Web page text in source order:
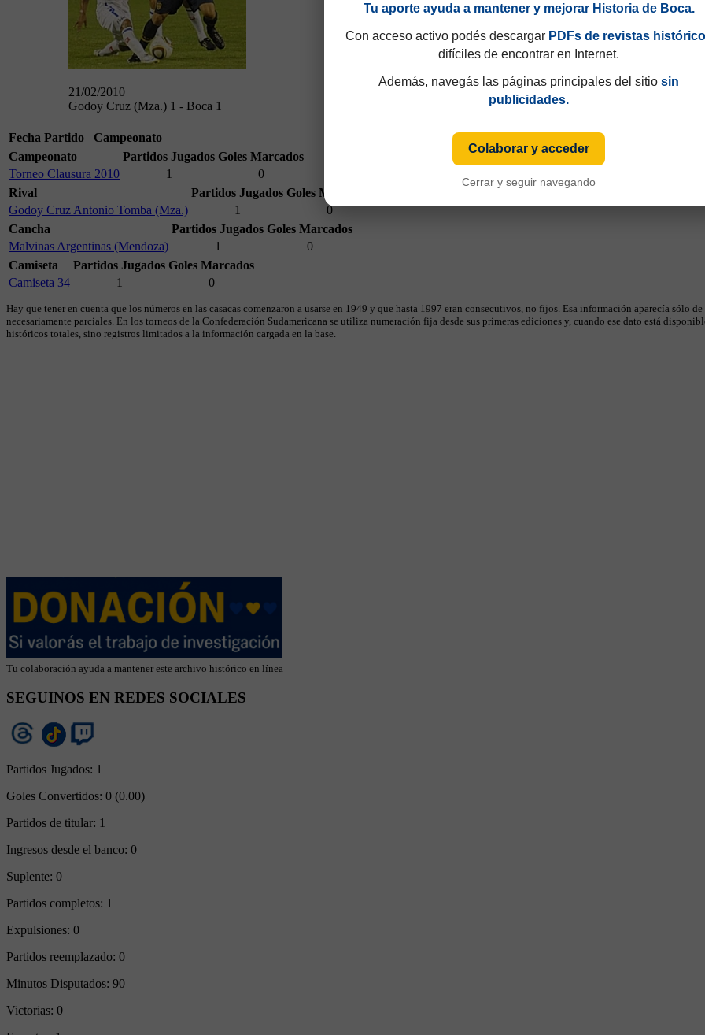
21/02/2010
Godoy Cruz (Mza.) 1 - Boca 1
Fecha Partido
Campeonato
Campeonato
Partidos Jugados Goles Marcados
Torneo Clausura 2010
1
0
Rival
Partidos Jugados Goles Marcados
Godoy Cruz Antonio Tomba (Mza.)
1
0
Cancha
Partidos Jugados Goles Marcados
Malvinas Argentinas (Mendoza)
1
0
Camiseta
Partidos Jugados Goles Marcados
Camiseta 34
1 0
Hay que tener en cuenta que los números en las casacas comenzaron a usarse en 1949 y que hasta 1997 eran consecutivos, no fijos. Esa información aparecía sólo
necesariamente parciales. En los torneos de la Confederación Sudamericana se utiliza numeración fija desde sus primeras ediciones y, cuando ese dato está
históricos totales, sino registros limitados a la información cargada en la base.
Tu colaboración ayuda a mantener este archivo histórico en línea
SEGUINOS EN REDES SOCIALES
Partidos Jugados: 1
Goles Convertidos: 0 (0.00)
Partidos de titular: 1
Ingresos desde el banco: 0
Suplente: 0
Partidos completos: 1
Expulsiones: 0
Partidos reemplazado: 0
Minutos Disputados: 90
Victorias: 0
Tu aporte ayuda a mantener y mejorar Historia de Boca.
Con acceso activo podés descargar PDFs de revistas
difíciles de encontrar en Internet.
Además, navegás las páginas principales del sitio sin
publicidades.
Colaborar y acceder
Cerrar y seguir navegando